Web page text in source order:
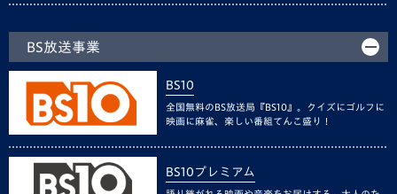
BS放送事業
BS10
全国無料のBS放送局『BS10』。クイズにゴルフに
映画に麻雀、楽しい番組てんこ盛り！
BS10プレミアム